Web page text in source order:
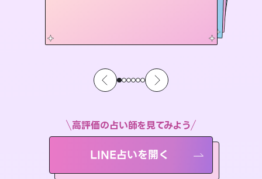
高評価の占い師を見てみよう
LINE占いを開く